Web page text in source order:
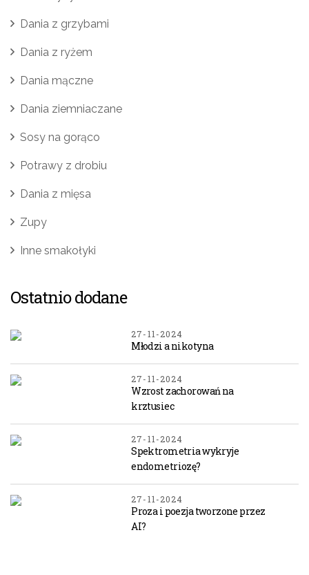
Dania z grzybami
Dania z ryżem
Dania mączne
Dania ziemniaczane
Sosy na gorąco
Potrawy z drobiu
Dania z mięsa
Zupy
Inne smakołyki
Ostatnio dodane
27-11-2024
Młodzi a nikotyna
27-11-2024
Wzrost zachorowań na
krztusiec
27-11-2024
Spektrometria wykryje
endometriozę?
27-11-2024
Proza i poezja tworzone przez
AI?